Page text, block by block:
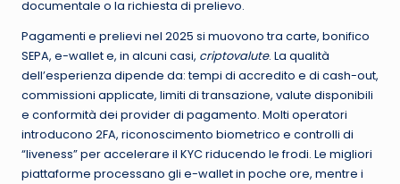
documentale o la richiesta di prelievo.
Pagamenti e prelievi nel 2025 si muovono tra carte, bonifico
SEPA, e-wallet e, in alcuni casi, criptovalute. La qualità
dell’esperienza dipende da: tempi di accredito e di cash-out,
commissioni applicate, limiti di transazione, valute disponibili
e conformità dei provider di pagamento. Molti operatori
introducono 2FA, riconoscimento biometrico e controlli di
“liveness” per accelerare il KYC riducendo le frodi. Le migliori
piattaforme processano gli e-wallet in poche ore, mentre i